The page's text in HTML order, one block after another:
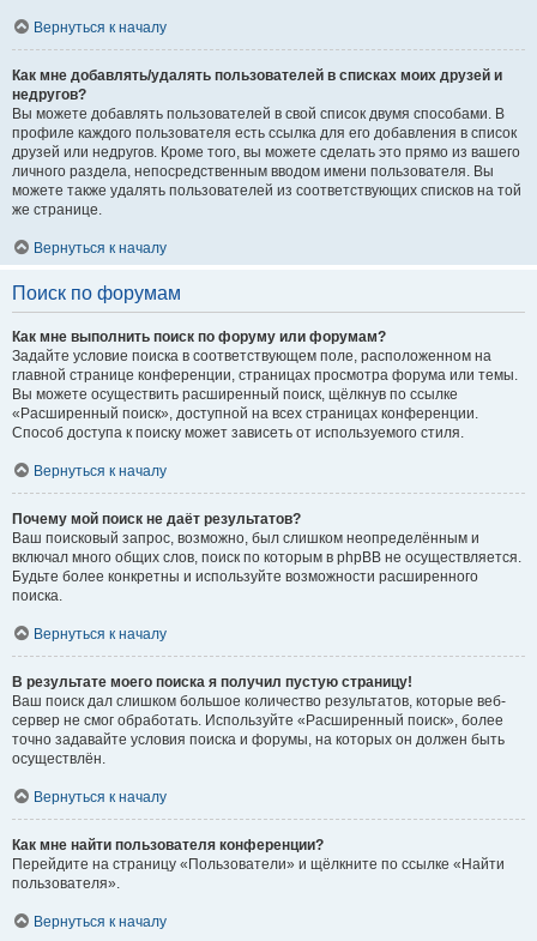
Вернуться к началу
Как мне добавлять/удалять пользователей в списках моих друзей и
недругов?
Вы можете добавлять пользователей в свой список двумя способами. В
профиле каждого пользователя есть ссылка для его добавления в список
друзей или недругов. Кроме того, вы можете сделать это прямо из вашего
личного раздела, непосредственным вводом имени пользователя. Вы
можете также удалять пользователей из соответствующих списков на той
же странице.
Вернуться к началу
Поиск по форумам
Как мне выполнить поиск по форуму или форумам?
Задайте условие поиска в соответствующем поле, расположенном на
главной странице конференции, страницах просмотра форума или темы.
Вы можете осуществить расширенный поиск, щёлкнув по ссылке
«Расширенный поиск», доступной на всех страницах конференции.
Способ доступа к поиску может зависеть от используемого стиля.
Вернуться к началу
Почему мой поиск не даёт результатов?
Ваш поисковый запрос, возможно, был слишком неопределённым и
включал много общих слов, поиск по которым в phpBB не осуществляется.
Будьте более конкретны и используйте возможности расширенного
поиска.
Вернуться к началу
В результате моего поиска я получил пустую страницу!
Ваш поиск дал слишком большое количество результатов, которые веб-
сервер не смог обработать. Используйте «Расширенный поиск», более
точно задавайте условия поиска и форумы, на которых он должен быть
осуществлён.
Вернуться к началу
Как мне найти пользователя конференции?
Перейдите на страницу «Пользователи» и щёлкните по ссылке «Найти
пользователя».
Вернуться к началу